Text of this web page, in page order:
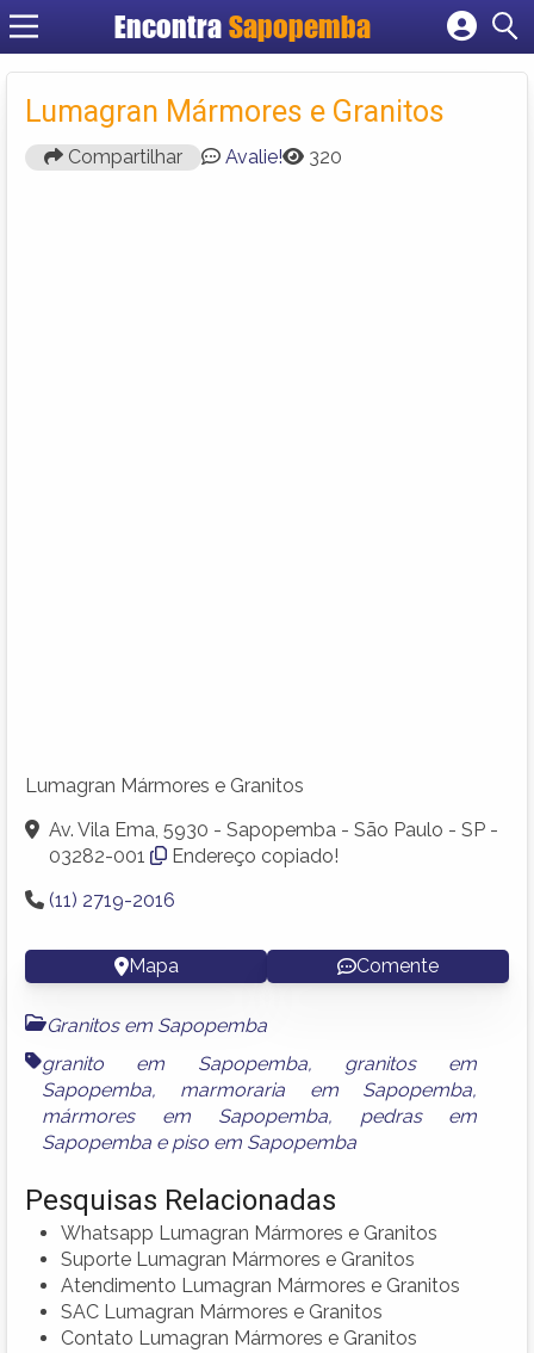
Encontra Sapopemba
Cadastrar empresa
Criar conta
Lumagran Mármores e Granitos
Compartilhar Avalie! 320
Lumagran Mármores e Granitos
Av. Vila Ema, 5930 - Sapopemba - São Paulo - SP -
03282-001
Endereço copiado!
(11) 2719-2016
Mapa Comente
Granitos em Sapopemba
granito em Sapopemba, granitos em
Sapopemba, marmoraria em Sapopemba,
mármores em Sapopemba, pedras em
Sapopemba e piso em Sapopemba
Pesquisas Relacionadas
Whatsapp Lumagran Mármores e Granitos
Suporte Lumagran Mármores e Granitos
Atendimento Lumagran Mármores e Granitos
SAC Lumagran Mármores e Granitos
Contato Lumagran Mármores e Granitos